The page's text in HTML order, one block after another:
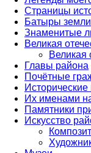
Страницы
Батыры
Знаменитые
Великая
Великая
Главы района
Почётные
Исторические
Их именами
Памятники
Искусство